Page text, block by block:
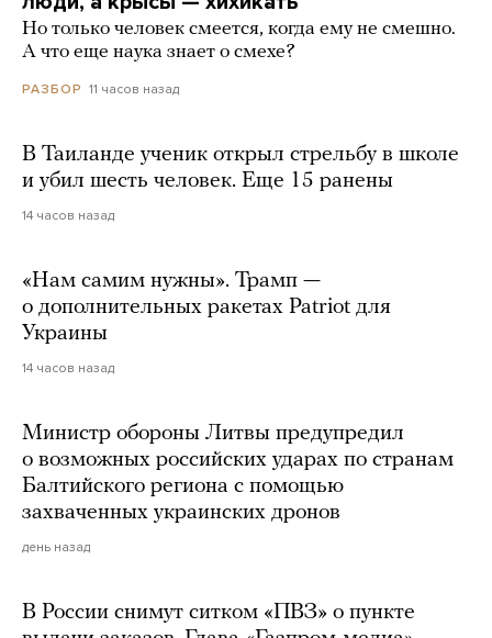
Но только человек смеется, когда ему не смешно.
А что еще наука знает о смехе?
РАЗБОР 11 часов назад
В Таиланде ученик открыл стрельбу в школе
и убил шесть человек. Еще 15 ранены
14 часов назад
«Нам самим нужны». Трамп —
о дополнительных ракетах Patriot для
Украины
14 часов назад
Министр обороны Литвы предупредил
о возможных российских ударах по странам
Балтийского региона с помощью
захваченных украинских дронов
день назад
В России снимут ситком «ПВЗ» о пункте